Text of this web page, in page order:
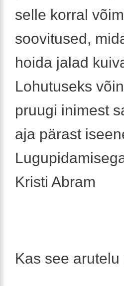
selle korral
soovitused,
hoida jalad
Lohutuseks
pruugi inimest
aja pärast
Kristi Abram
Kas see